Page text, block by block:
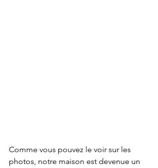
Comme vous pouvez le voir sur les
photos, notre maison est devenue un